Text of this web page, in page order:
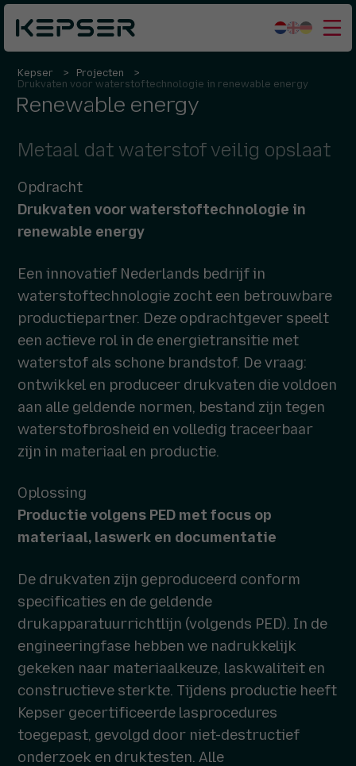
Wat we doen
Sectoren
Wie we zijn
Contact
Kepser
Projecten
Drukvaten voor waterstoftechnologie in renewable energy
Renewable energy
Metaal dat waterstof veilig opslaat
Opdracht
Drukvaten voor waterstoftechnologie in
renewable energy
Een innovatief Nederlands bedrijf in
waterstoftechnologie zocht een betrouwbare
productiepartner. Deze opdrachtgever speelt
een actieve rol in de energietransitie met
waterstof als schone brandstof. De vraag:
ontwikkel en produceer drukvaten die voldoen
aan alle geldende normen, bestand zijn tegen
waterstofbrosheid en volledig traceerbaar
zijn in materiaal en productie.
Oplossing
Productie volgens PED met focus op
materiaal, laswerk en documentatie
De drukvaten zijn geproduceerd conform
specificaties en de geldende
drukapparatuurrichtlijn (volgends PED). In de
engineeringfase hebben we nadrukkelijk
gekeken naar materiaalkeuze, laskwaliteit en
constructieve sterkte. Tijdens productie heeft
Kepser gecertificeerde lasprocedures
toegepast, gevolgd door niet-destructief
onderzoek en druktesten. Alle